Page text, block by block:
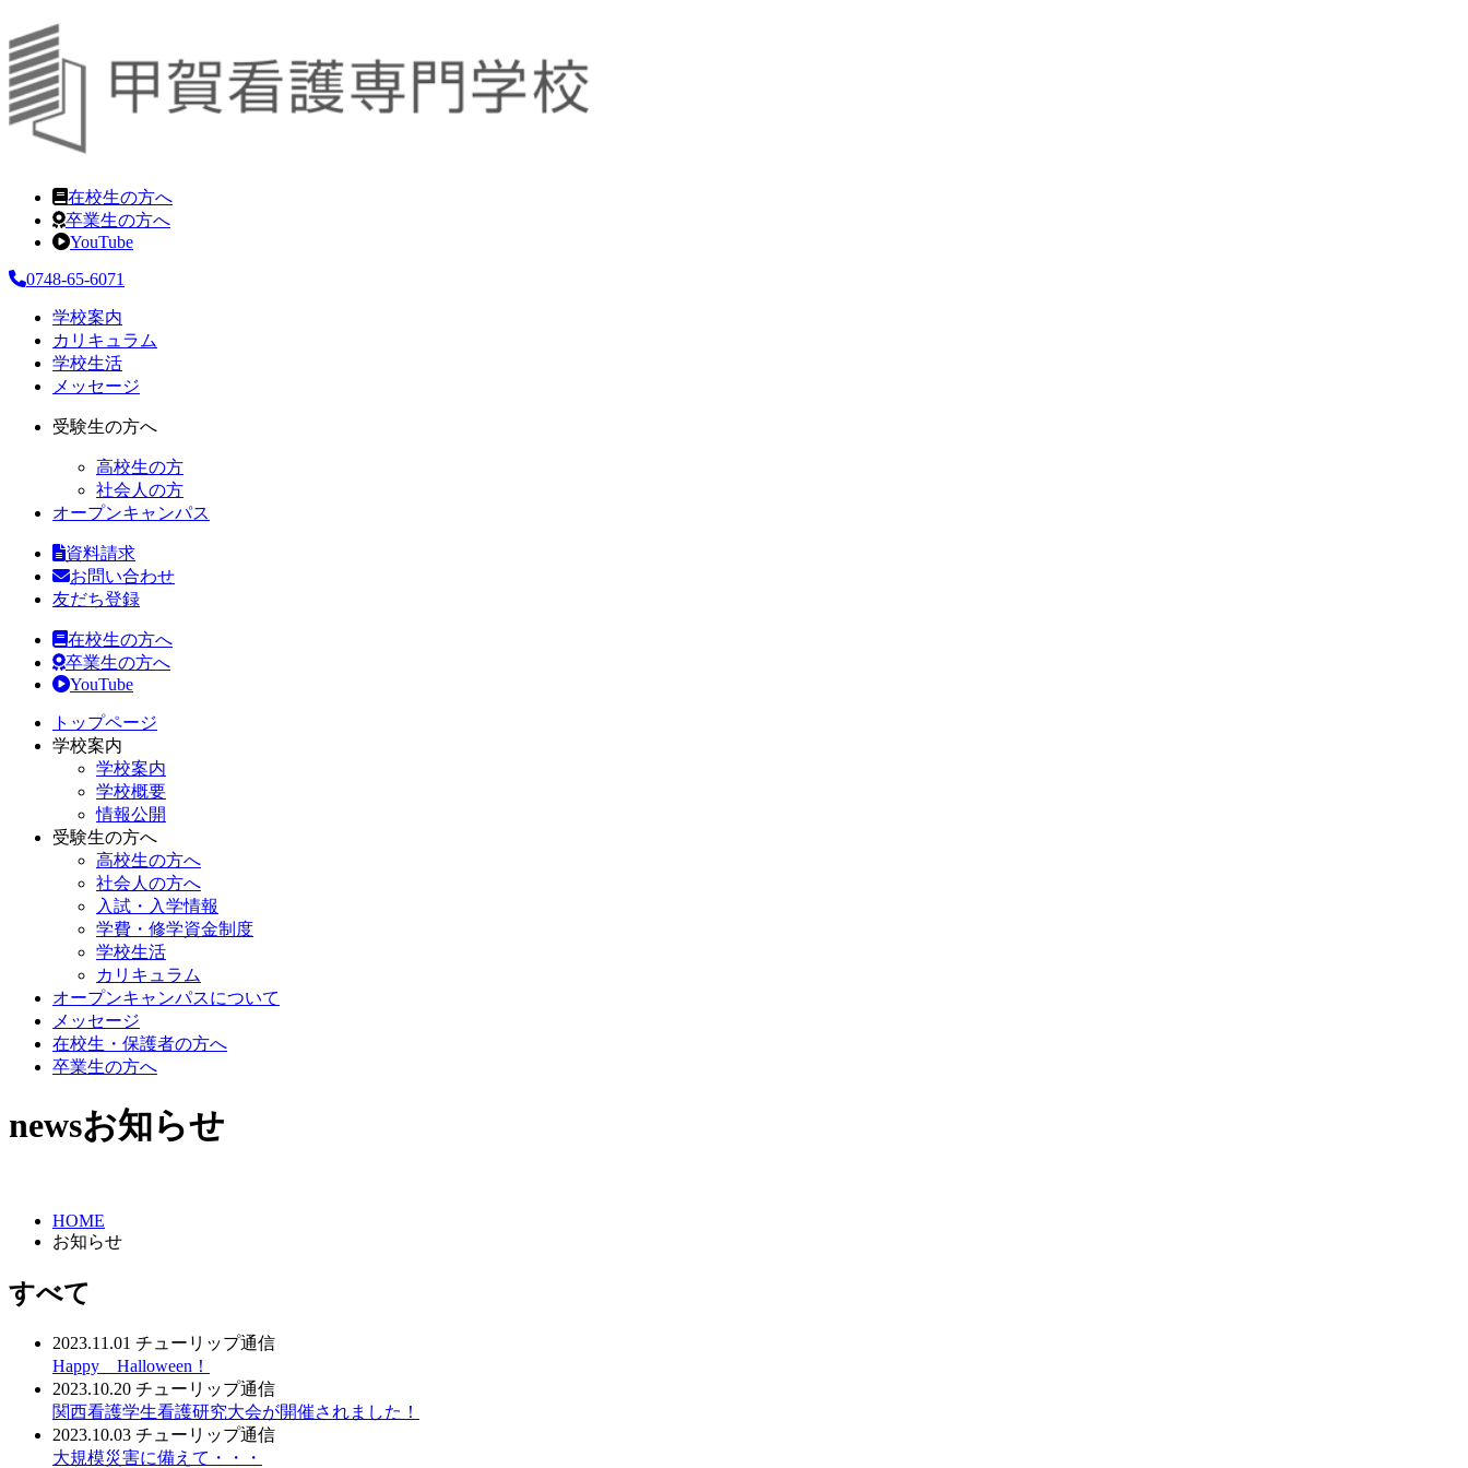
在校生の方へ
卒業生の方へ
YouTube
0748-65-6071
学校案内
カリキュラム
学校生活
メッセージ
受験生の方へ
高校生の方
社会人の方
オープンキャンパス
資料請求
お問い合わせ
友だち登録
在校生の方へ
卒業生の方へ
YouTube
トップページ
学校案内
学校案内
学校概要
情報公開
受験生の方へ
高校生の方へ
社会人の方へ
入試・入学情報
学費・修学資金制度
学校生活
カリキュラム
オープンキャンパスについて
メッセージ
在校生・保護者の方へ
卒業生の方へ
newsお知らせ
HOME
お知らせ
すべて
2023.11.01 チューリップ通信
Happy Halloween！
2023.10.20 チューリップ通信
関西看護学生看護研究大会が開催されました！
2023.10.03 チューリップ通信
大規模災害に備えて・・・